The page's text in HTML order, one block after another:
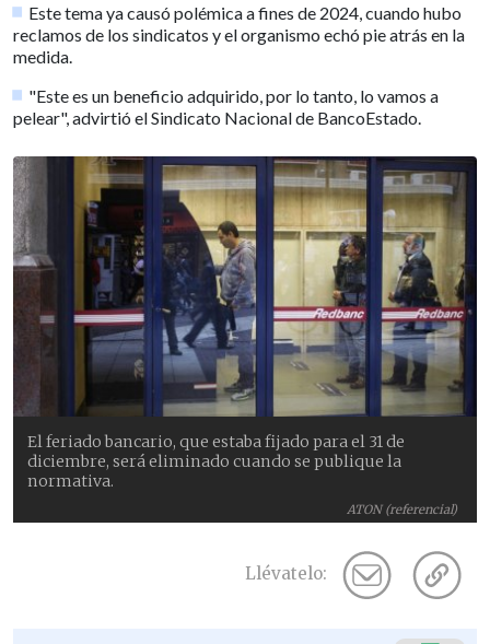
Este tema ya causó polémica a fines de 2024, cuando hubo
reclamos de los sindicatos y el organismo echó pie atrás en la
medida.
"Este es un beneficio adquirido, por lo tanto, lo vamos a
pelear", advirtió el Sindicato Nacional de BancoEstado.
ATON (referencial)
El feriado bancario, que estaba fijado para el 31 de
diciembre, será eliminado cuando se publique la
normativa.
Llévatelo: